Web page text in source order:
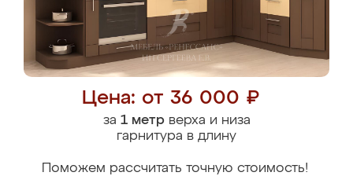
Цена: от 36 000 ₽
за 1 метрверха и низа
гарнитура в длину
Поможем рассчитать точную стоимость!